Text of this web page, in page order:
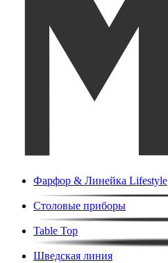
Фарфор & Линейка Lifestyle
Столовые приборы
Table Top
Шведская линия